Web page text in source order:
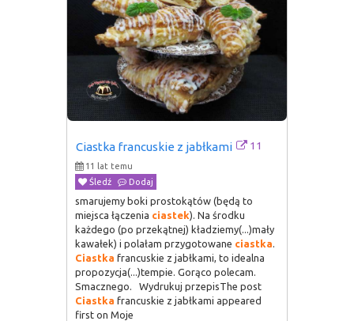
Ciastka francuskie z jabłkami 11
11 lat temu
Śledź
Dodaj
smarujemy boki prostokątów (będą to
miejsca łączenia ciastek). Na środku
każdego (po przekątnej) kładziemy(...)mały
kawałek) i polałam przygotowane ciastka.
Ciastka francuskie z jabłkami, to idealna
propozycja(...)tempie. Gorąco polecam.
Smacznego. Wydrukuj przepisThe post
Ciastka francuskie z jabłkami appeared
first on Moje